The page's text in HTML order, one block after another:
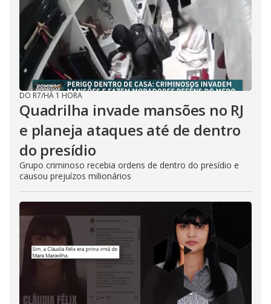
DO R7/HÁ 1 HORA
Quadrilha invade mansões no RJ
e planeja ataques até de dentro
do presídio
Grupo criminoso recebia ordens de dentro do presídio e
causou prejuízos milionários